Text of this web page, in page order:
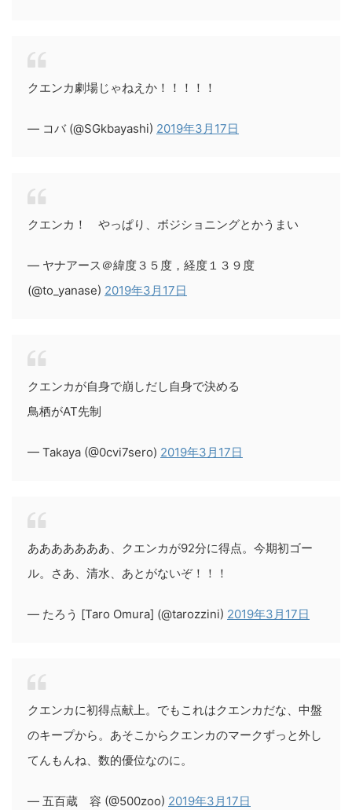
クエンカ劇場じゃねえか！！！！！
— コバ (@SGkbayashi) 2019年3月17日
クエンカ！ やっぱり、ボジショニングとかうまい
— ヤナアース＠緯度３５度，経度１３９度
(@to_yanase) 2019年3月17日
クエンカが自身で崩しだし自身で決める
鳥栖がAT先制
— Takaya (@0cvi7sero) 2019年3月17日
あああああああ、クエンカが92分に得点。今期初ゴー
ル。さあ、清水、あとがないぞ！！！
— たろう [Taro Omura] (@tarozzini) 2019年3月17日
クエンカに初得点献上。でもこれはクエンカだな、中盤
のキープから。あそこからクエンカのマークずっと外し
てんもんね、数的優位なのに。
— 五百蔵 容 (@500zoo) 2019年3月17日